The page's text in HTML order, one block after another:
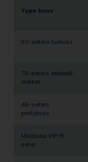
Type buss
50-seters turbuss
79-seters dobbelt­
dekker
46-seters
partybuss
Minibuss VIP 16-
seter